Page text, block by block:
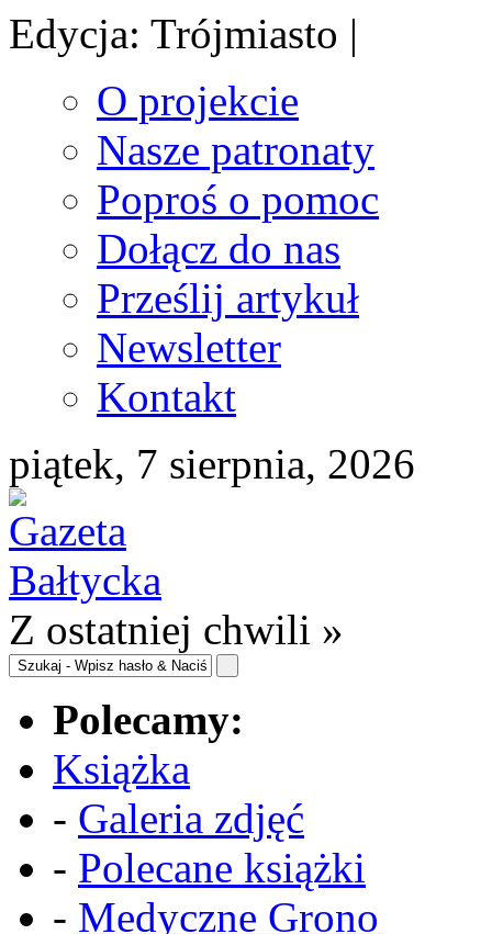
Edycja: Trójmiasto |
O projekcie
Nasze patronaty
Poproś o pomoc
Dołącz do nas
Prześlij artykuł
Newsletter
Kontakt
piątek, 7 sierpnia, 2026
Z ostatniej chwili »
Polecamy:
Książka
- Galeria zdjęć
- Polecane książki
- Medyczne Grono